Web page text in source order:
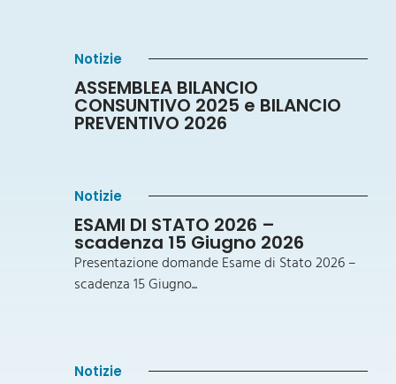
Notizie
ASSEMBLEA BILANCIO
CONSUNTIVO 2025 e BILANCIO
PREVENTIVO 2026
Notizie
ESAMI DI STATO 2026 –
scadenza 15 Giugno 2026
Presentazione domande Esame di Stato 2026 –
scadenza 15 Giugno...
Notizie